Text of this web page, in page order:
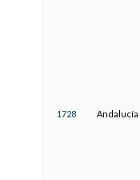
1728 Andalucía